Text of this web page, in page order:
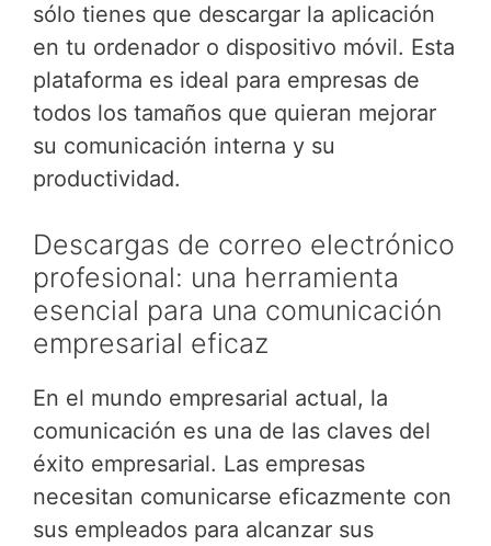
sólo tienes que descargar la aplicación
en tu ordenador o dispositivo móvil. Esta
plataforma es ideal para empresas de
todos los tamaños que quieran mejorar
su comunicación interna y su
productividad.
Descargas de correo electrónico
profesional: una herramienta
esencial para una comunicación
empresarial eficaz
En el mundo empresarial actual, la
comunicación es una de las claves del
éxito empresarial. Las empresas
necesitan comunicarse eficazmente con
sus empleados para alcanzar sus